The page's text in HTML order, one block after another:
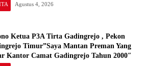
Agustus 4, 2026
Ketua P3A Tirta Gadingrejo , Pekon
Timur”Saya Mantan Preman Yang
Kantor Camat Gadingrejo Tahun 2000″